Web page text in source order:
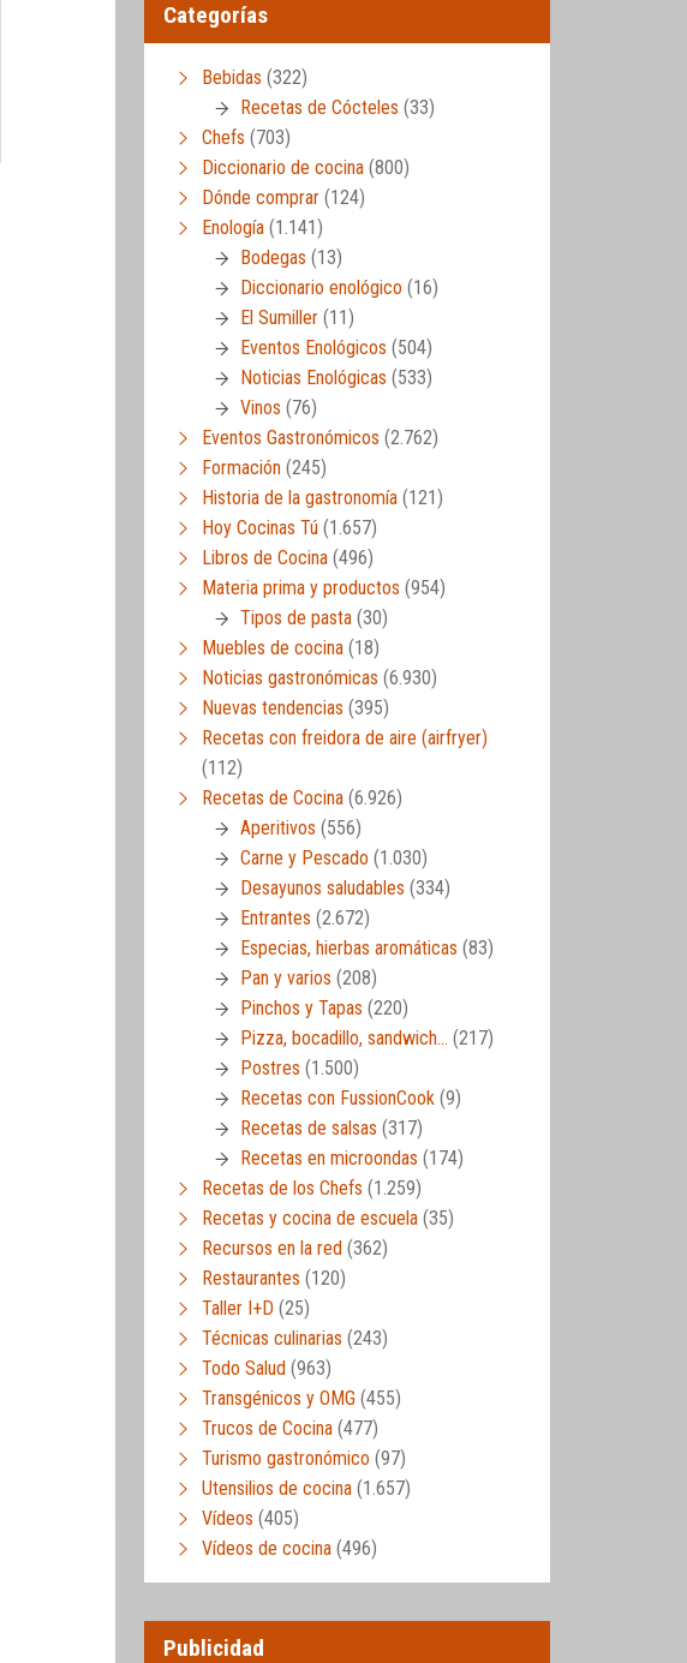
Categorías
Bebidas (322)
Recetas de Cócteles (33)
Chefs (703)
Diccionario de cocina (800)
Dónde comprar (124)
Enología (1.141)
Bodegas (13)
Diccionario enológico (16)
El Sumiller (11)
Eventos Enológicos (504)
Noticias Enológicas (533)
Vinos (76)
Eventos Gastronómicos (2.762)
Formación (245)
Historia de la gastronomía (121)
Hoy Cocinas Tú (1.657)
Libros de Cocina (496)
Materia prima y productos (954)
Tipos de pasta (30)
Muebles de cocina (18)
Noticias gastronómicas (6.930)
Nuevas tendencias (395)
Recetas con freidora de aire (airfryer)
(112)
Recetas de Cocina (6.926)
Aperitivos (556)
Carne y Pescado (1.030)
Desayunos saludables (334)
Entrantes (2.672)
Especias, hierbas aromáticas (83)
Pan y varios (208)
Pinchos y Tapas (220)
Pizza, bocadillo, sandwich… (217)
Postres (1.500)
Recetas con FussionCook (9)
Recetas de salsas (317)
Recetas en microondas (174)
Recetas de los Chefs (1.259)
Recetas y cocina de escuela (35)
Recursos en la red (362)
Restaurantes (120)
Taller I+D (25)
Técnicas culinarias (243)
Todo Salud (963)
Transgénicos y OMG (455)
Trucos de Cocina (477)
Turismo gastronómico (97)
Utensilios de cocina (1.657)
Vídeos (405)
Vídeos de cocina (496)
Publicidad